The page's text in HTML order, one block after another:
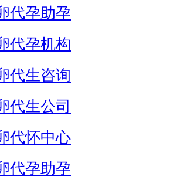
代孕助孕
代孕机构
代生咨询
代生公司
代怀中心
代孕助孕